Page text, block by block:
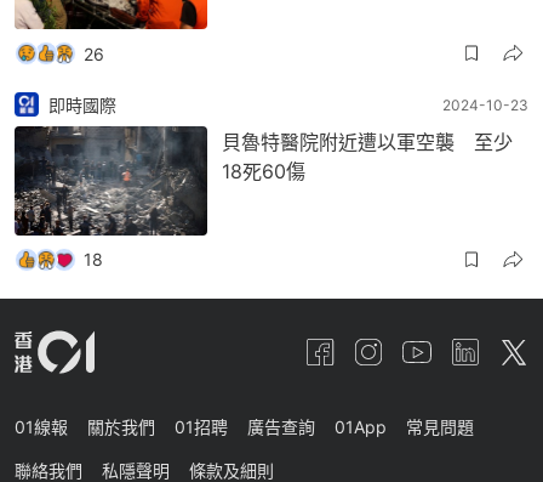
26
即時國際 2024-10-23
貝魯特醫院附近遭以軍空襲 至少
18死60傷
18
01線報 關於我們 01招聘 廣告查詢 01App 常見問題
聯絡我們 私隱聲明 條款及細則